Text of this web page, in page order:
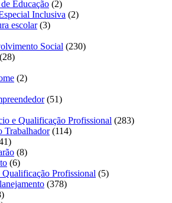
Educação (2)
Inclusiva (2)
escolar(3)
Social (230)
(28)
(2)
(51)
e Qualificação Profissional (283)
Trabalhador(114)
(8)
(6)
Qualificação Profissional (5)
(378)